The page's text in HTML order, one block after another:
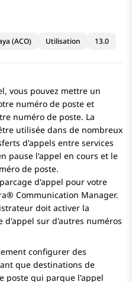
(ACO)
Utilisation 13.0
vous pouvez mettre un
numéro de poste et
numéro de poste. La
utilisée dans de nombreux
d'appels entre services
pause l'appel en cours et le
de poste.
d'appel pour votre
Communication Manager.
doit activer la
sur d'autres numéros
configurer des
que destinations de
poste qui parque l'appel